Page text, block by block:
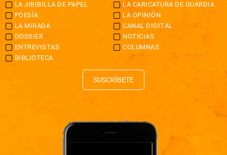
LA JIRIBILLA DE PAPEL
LA CARICATURA DE GUARDIA
POESÍA
LA OPINIÓN
LA MIRADA
CANAL DIGITAL
DOSSIER
NOTICIAS
ENTREVISTAS
COLUMNAS
BIBLIOTECA
SUSCRÍBETE